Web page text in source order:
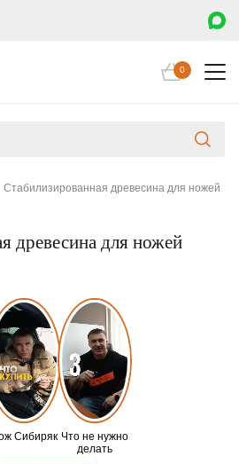
0
Стабилизированная древесина для ножей
древесина для ножей
Сибиряк Что не нужно
делать